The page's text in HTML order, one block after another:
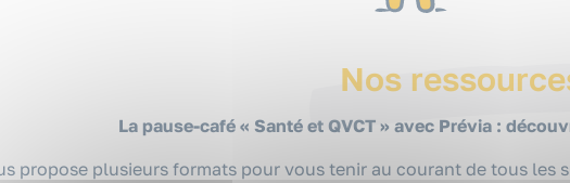
Nos
La pause-café « Santé et QVCT » avec Prévia :
propose plusieurs formats pour vous tenir au courant de tous les